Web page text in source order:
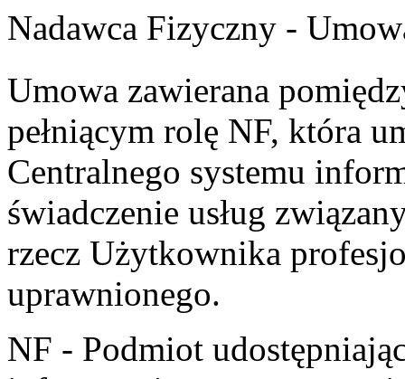
Nadawca Fizyczny -
Umowa zawierana
pełniącym rolę NF, która
Centralnego systemu
świadczenie usług
rzecz Użytkownika
uprawnionego.
NF - Podmiot